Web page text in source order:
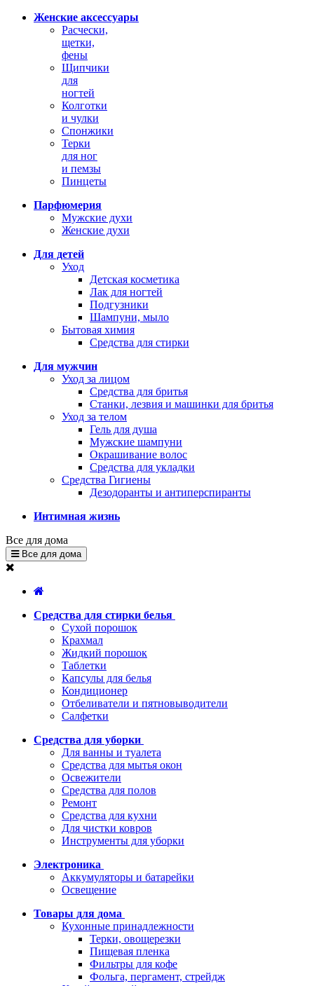
Женские аксессуары
Расчески,
щетки,
фены
Щипчики
для
ногтей
Колготки
и чулки
Спонжики
Терки
для ног
и пемзы
Пинцеты
Парфюмерия
Мужские духи
Женские духи
Для детей
Уход
Детская косметика
Лак для ногтей
Подгузники
Шампуни, мыло
Бытовая химия
Средства для стирки
Для мужчин
Уход за лицом
Средства для бритья
Станки, лезвия и машинки для бритья
Уход за телом
Гель для душа
Мужские шампуни
Окрашивание волос
Средства для укладки
Средства Гигиены
Дезодоранты и антиперспиранты
Интимная жизнь
Все для дома
Все для дома
Средства для стирки белья
Сухой порошок
Крахмал
Жидкий порошок
Таблетки
Капсулы для белья
Кондиционер
Отбеливатели и пятновыводители
Салфетки
Средства для уборки
Для ванны и туалета
Средства для мытья окон
Освежители
Средства для полов
Ремонт
Средства для кухни
Для чистки ковров
Инструменты для уборки
Электроника
Аккумуляторы и батарейки
Освещение
Товары для дома
Кухонные принадлежности
Терки, овощерезки
Пищевая пленка
Фильтры для кофе
Фольга, пергамент, стрейдж